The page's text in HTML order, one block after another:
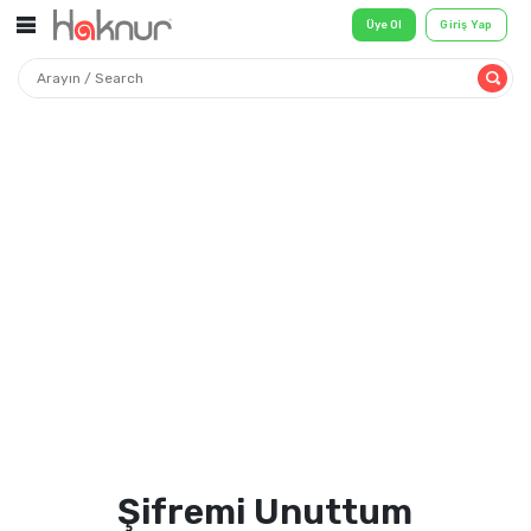
Üye Ol
Şifremi Unuttum